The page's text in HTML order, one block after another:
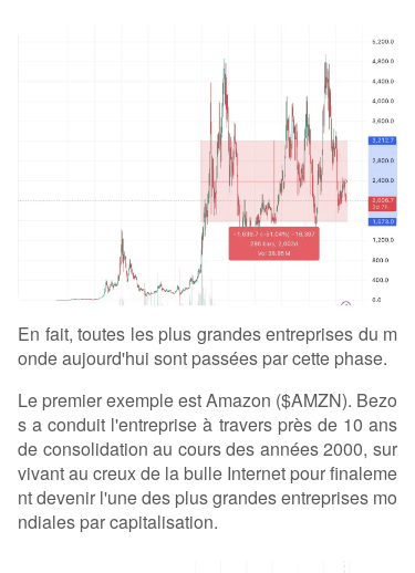
En fait, toutes les plus grandes entreprises du m
onde aujourd'hui sont passées par cette phase.
Le premier exemple est Amazon ($AMZN). Bezo
s a conduit l'entreprise à travers près de 10 ans
de consolidation au cours des années 2000, sur
vivant au creux de la bulle Internet pour finaleme
nt devenir l'une des plus grandes entreprises mo
ndiales par capitalisation.